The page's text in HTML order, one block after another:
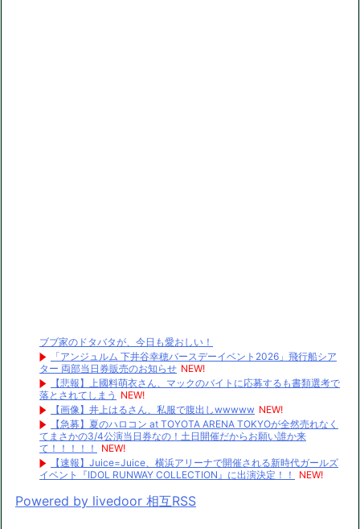
ブブ家のドタバタが、今日も愛おしい！
「アンジュルム 下井谷幸穂バースデーイベント2026」飛行船シア
ター 両部当日券販売のお知らせ NEW!
【悲報】上國料萌衣さん、マックのバイトに応募するも書類選考で
落とされてしまう NEW!
【画像】井上はるさん、私服で腹出しwwwww NEW!
【急募】夏のハロコン at TOYOTA ARENA TOKYOが全然売れなく
てまさかの3/4公演当日券なの！土日開催だからお願い誰か来
て！！！！！
NEW!
【速報】Juice=Juice、横浜アリーナで開催される新時代ガールズ
イベント『IDOL RUNWAY COLLECTION』に出演決定！！
NEW!
Powered by livedoor 相互RSS